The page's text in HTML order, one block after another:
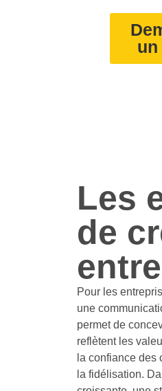
un
Les
de
Pour les
une
permet de
reflètent les
la confiance des
la fidélisation.